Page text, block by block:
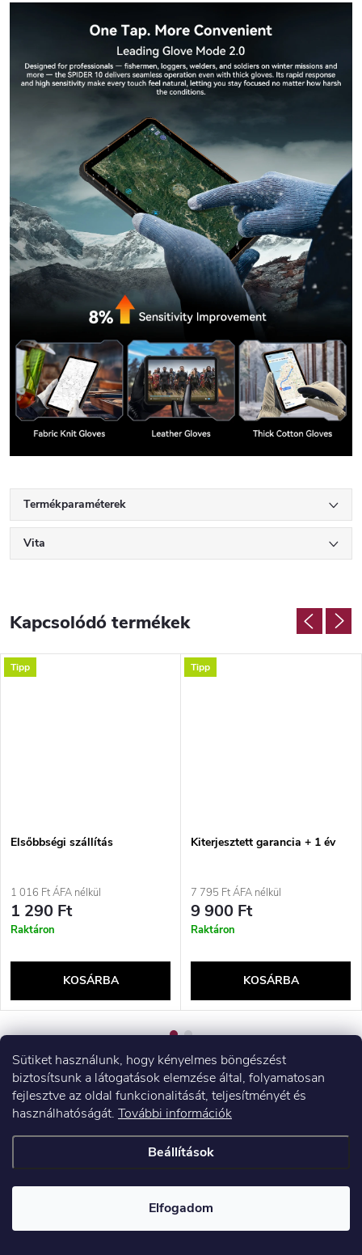
Sütiket használunk, hogy kényelmes böngészést
biztosítsunk a látogatások elemzése által, folyamatosan
fejlesztve az oldal funkcionalitását, teljesítményét és
használhatóságát. További információk
Beállítások
Elfogadom
Termékparaméterek
Vita
Kapcsolódó termékek
Tipp
Elsőbbségi szállítás
1 016 Ft ÁFA nélkül
1 290 Ft
Raktáron
KOSÁRBA
Tipp
Kiterjesztett garancia + 1 év
7 795 Ft ÁFA nélkül
9 900 Ft
Raktáron
KOSÁRBA
L
á
b